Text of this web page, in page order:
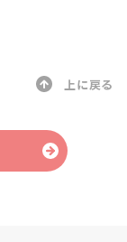
上に戻る